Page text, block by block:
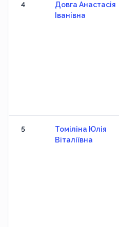
4
Довга Анастасія
Іванівна
5
Томіліна Юлія
Віталіївна